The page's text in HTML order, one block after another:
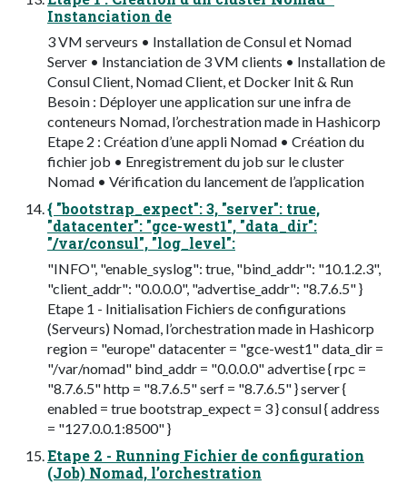
Instanciation de
3 VM serveurs • Installation de Consul et Nomad
Server • Instanciation de 3 VM clients • Installation de
Consul Client, Nomad Client, et Docker Init & Run
Besoin : Déployer une application sur une infra de
conteneurs Nomad, l’orchestration made in Hashicorp
Etape 2 : Création d’une appli Nomad • Création du
fichier job • Enregistrement du job sur le cluster
Nomad • Vérification du lancement de l’application
{ "bootstrap_expect": 3, "server": true,
"datacenter": "gce-west1", "data_dir":
"/var/consul", "log_level":
"INFO", "enable_syslog": true, "bind_addr": "10.1.2.3",
"client_addr": "0.0.0.0", "advertise_addr": "8.7.6.5" }
Etape 1 - Initialisation Fichiers de configurations
(Serveurs) Nomad, l’orchestration made in Hashicorp
region = "europe" datacenter = "gce-west1" data_dir =
"/var/nomad" bind_addr = "0.0.0.0" advertise { rpc =
"8.7.6.5" http = "8.7.6.5" serf = "8.7.6.5" } server {
enabled = true bootstrap_expect = 3 } consul { address
= "127.0.0.1:8500" }
Etape 2 - Running Fichier de configuration
(Job) Nomad, l’orchestration